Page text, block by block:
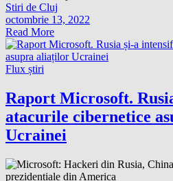
Stiri de Cluj
octombrie 13, 2022
Read More
Flux știri
Raport Microsoft.
atacurile cibernetice
Ucrainei